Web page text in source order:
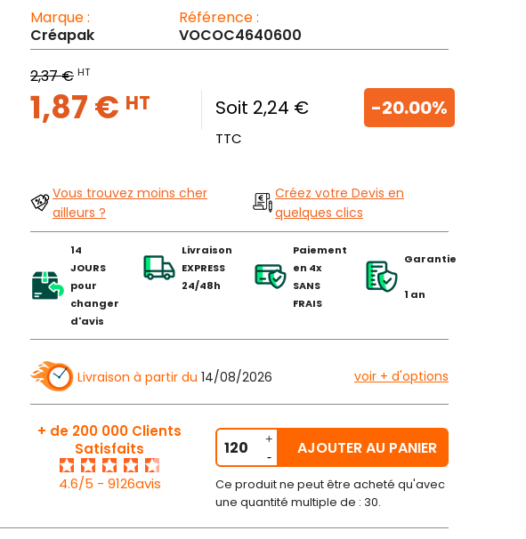
Marque :
Créapak
Référence :
VOCOC4640600
2,37 € HT
1,87 € HT Soit 2,24 €
TTC
-20.00%
Vous trouvez moins cher
ailleurs ?
Créez votre Devis en
quelques clics
14
JOURS
pour
changer
d'avis
Livraison
EXPRESS
24/48h
Paiement
en 4x
SANS
FRAIS
Garantie
1 an
Livraison à partir du 14/08/2026 voir + d'options
+ de 200 000 Clients
Satisfaits
4.6/5 - 9126avis
AJOUTER AU PANIER
Ce produit ne peut être acheté qu'avec
une quantité multiple de : 30.